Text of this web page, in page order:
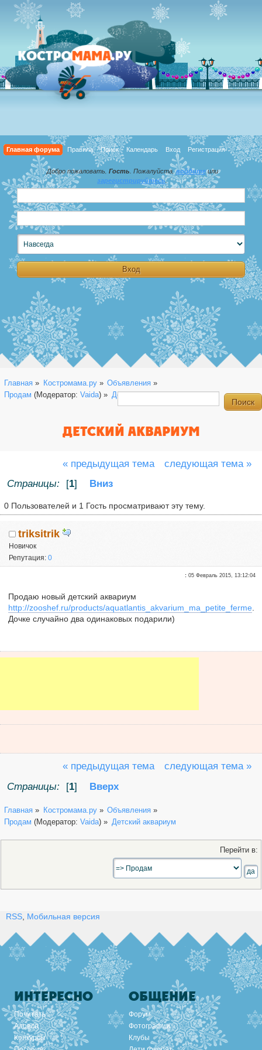
Главная форума Правила Поиск Календарь Вход Регистрация
Добро пожаловать, Гость . Пожалуйста,войдитеили
зарегистрируйтесь.
Главная » Костромама.ру» Объявления »
Продам (Модератор: Vaida) » Детский аквариум
ДЕТСКИЙ АКВАРИУМ
« предыдущая тема
следующая тема »
Страницы:
[1] Вниз
0 Пользователей и 1 Гость просматривают эту тему.
triksitrik
Новичок
Репутация:0
:05 Февраль 2015, 13:12:04
Продаю новый детский аквариум
http://zooshef.ru/products/aquatlantis_akvarium_ma_petite_ferme
Дочке случайно два одинаковых подарили)
« предыдущая тема
следующая тема »
Страницы:
[1] Вверх
Главная » Костромама.ру» Объявления »
Продам (Модератор: Vaida) » Детский аквариум
Перейти в:
RSS, Мобильная версия
ИНТЕРЕСНО
Почитать
Адреса
Конкурсы
ОБЩЕНИЕ
Форум
Фотографии
Клубы